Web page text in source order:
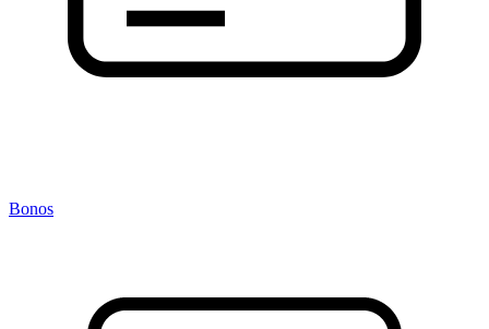
Bonos